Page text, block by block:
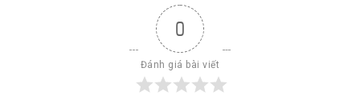
0
Đánh giá bài viết